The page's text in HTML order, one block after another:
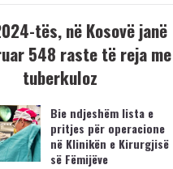
tës, në Kosovë janë
548 raste të reja me
tuberkuloz
Bie ndjeshëm lista e
pritjes për operacione
në Klinikën e Kirurgjisë
së Fëmijëve